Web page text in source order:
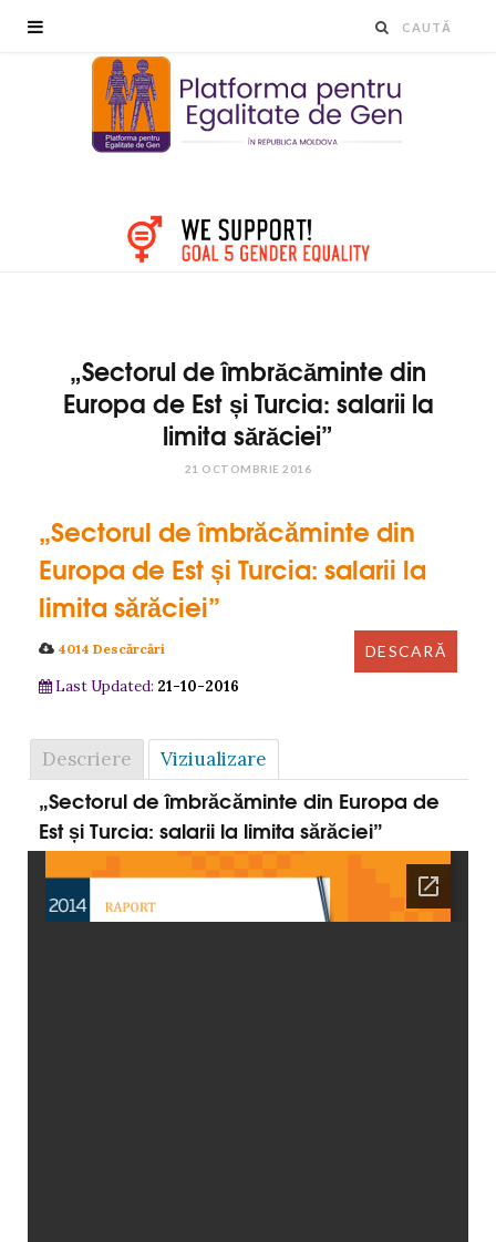
„Sectorul de îmbrăcăminte din
Europa de Est și Turcia: salarii la
limita sărăciei”
21 OCTOMBRIE 2016
„Sectorul de îmbrăcăminte din
Europa de Est și Turcia: salarii la
limita sărăciei”
4014 Descărcări
Last Updated: 21-10-2016
Descriere Viziualizare
„Sectorul de îmbrăcăminte din Europa de
Est și Turcia: salarii la limita sărăciei”